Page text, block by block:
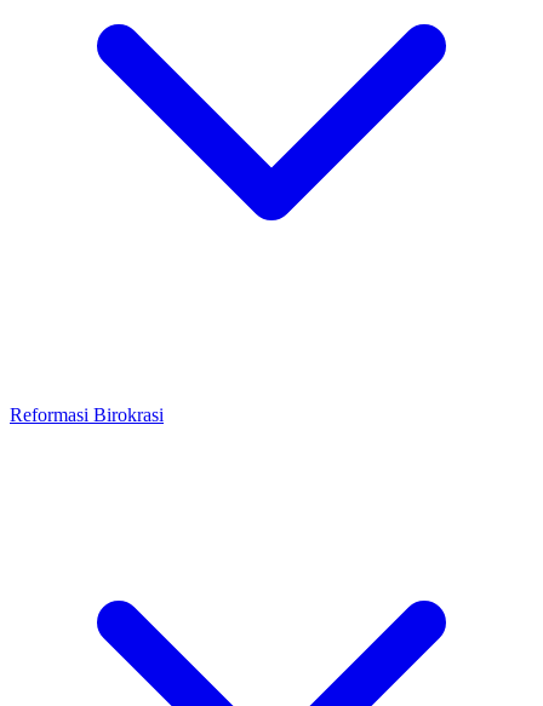
Reformasi Birokrasi